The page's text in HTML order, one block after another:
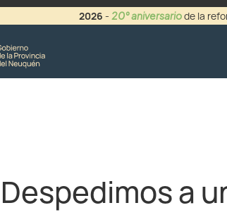
2026 - 20° aniversariode la
Despedimos a